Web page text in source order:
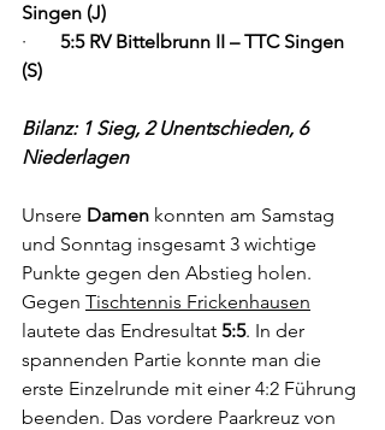
Singen (J)
· 5:5 RV Bittelbrunn II – TTC Singen
(S)
Bilanz: 1 Sieg, 2 Unentschieden, 6
Niederlagen
Unsere Damen konnten am Samstag
und Sonntag insgesamt 3 wichtige
Punkte gegen den Abstieg holen.
Gegen Tischtennis Frickenhausen
lautete das Endresultat 5:5. In der
spannenden Partie konnte man die
erste Einzelrunde mit einer 4:2 Führung
beenden. Das vordere Paarkreuz von